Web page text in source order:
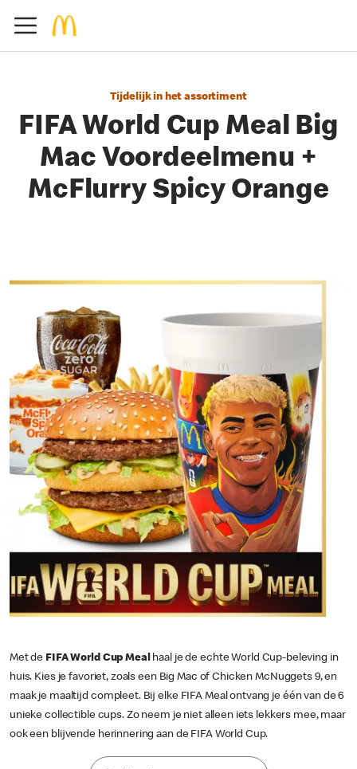
Tijdelijk in het assortiment
FIFA World Cup Meal Big
Mac Voordeelmenu +
McFlurry Spicy Orange
Met de FIFA World Cup Mealhaal je de echte World Cup-beleving in
huis. Kies je favoriet, zoals een Big Mac of Chicken McNuggets 9, en
maak je maaltijd compleet. Bij elke FIFA Meal ontvang je één van de 6
unieke collectible cups. Zo neem je niet alleen iets lekkers mee, maar
ook een blijvende herinnering aan de FIFA World Cup.